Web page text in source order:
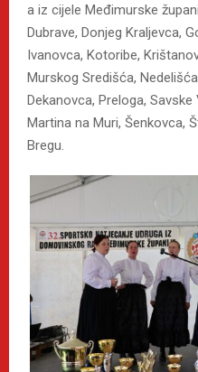
a iz cijele Međimurske
Dubrave, Donjeg Kraljevca,
Ivanovca, Kotoribe,
Murskog Središća,
Dekanovca, Preloga,
Martina na Muri, Šenkovca,
Bregu.